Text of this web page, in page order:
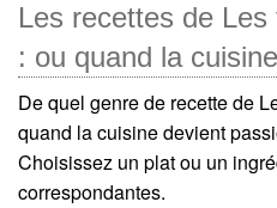
Les recettes de
: ou quand la
De quel genre de recette de
quand la cuisine devient
Choisissez un plat ou un
correspondantes.